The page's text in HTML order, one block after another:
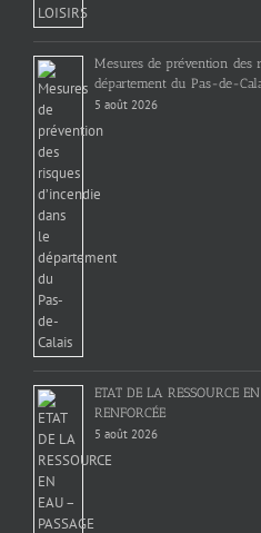
Mesures de prévention des
département du Pas-de-
5 août 2026
ETAT DE LA RESSOURCE
RENFORCÉE
5 août 2026